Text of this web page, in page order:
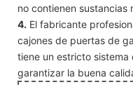
no contienen sustancias
4. El fabricante
cajones de puertas de
tiene un estricto
garantizar la buena